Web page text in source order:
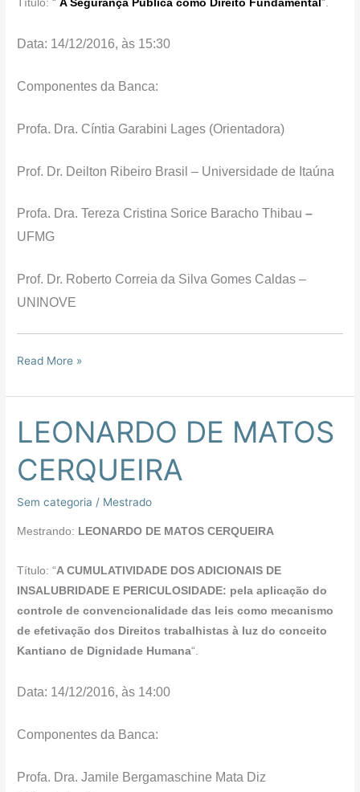
Título: “ A Segurança Pública como Direito Fundamental“.
Data: 14/12/2016, às 15:30
Componentes da Banca:
Profa. Dra. Cíntia Garabini Lages (Orientadora)
Prof. Dr. Deilton Ribeiro Brasil – Universidade de Itaúna
Profa. Dra. Tereza Cristina Sorice Baracho Thibau –
UFMG
Prof. Dr. Roberto Correia da Silva Gomes Caldas –
UNINOVE
Read More »
LEONARDO DE MATOS
CERQUEIRA
Sem categoria / Mestrado
Mestrando: LEONARDO DE MATOS CERQUEIRA
Título: “A CUMULATIVIDADE DOS ADICIONAIS DE
INSALUBRIDADE E PERICULOSIDADE: pela aplicação do
controle de convencionalidade das leis como mecanismo
de efetivação dos Direitos trabalhistas à luz do conceito
Kantiano de Dignidade Humana“.
Data: 14/12/2016, às 14:00
Componentes da Banca:
Profa. Dra. Jamile Bergamaschine Mata Diz
LEONARDO
DE
MATOS
CERQUEIRA